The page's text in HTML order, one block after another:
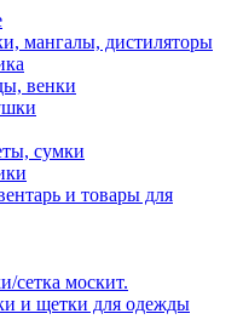
мангалы, дистиляторы
венки
сумки
и товары для
сетка москит.
и щетки для одежды